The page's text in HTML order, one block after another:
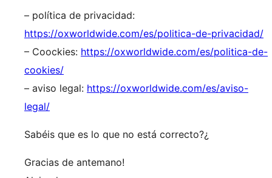
– política de privacidad:
https://oxworldwide.com/es/politica-de-privacidad/
– Coockies: https://oxworldwide.com/es/politica-de-
cookies/
– aviso legal: https://oxworldwide.com/es/aviso-
legal/
Sabéis que es lo que no está correcto?¿
Gracias de antemano!